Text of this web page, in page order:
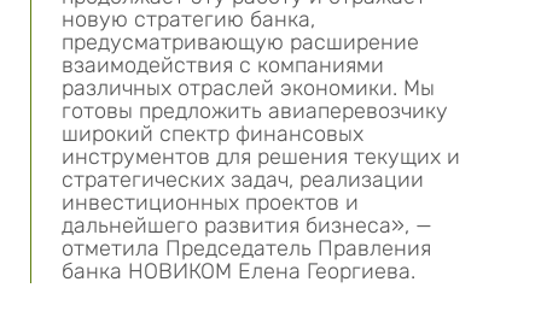
новую стратегию банка,
предусматривающую расширение
взаимодействия с компаниями
различных отраслей экономики. Мы
готовы предложить авиаперевозчику
широкий спектр финансовых
инструментов для решения текущих и
стратегических задач, реализации
инвестиционных проектов и
дальнейшего развития бизнеса», —
отметила Председатель Правления
банка НОВИКОМ Елена Георгиева.